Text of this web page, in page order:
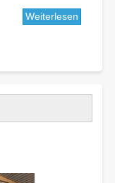
Weiterlesen
mit